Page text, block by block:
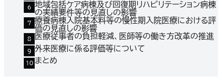
地域包括ケア病棟及び回復期リハビリテーション病棟
の実績要件等の見直しの影響
療養病棟入院基本料等の慢性期入院医療における評
価の見直しの影響
医療従事者の負担軽減、医師等の働き方改革の推進
外来医療に係る評価等について
まとめ